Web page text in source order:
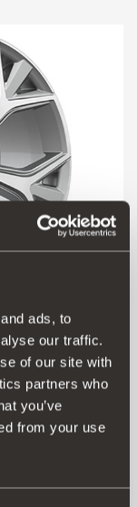
ads, to
our traffic.
of our site with
partners who
you’ve
from your use
diamante Silver